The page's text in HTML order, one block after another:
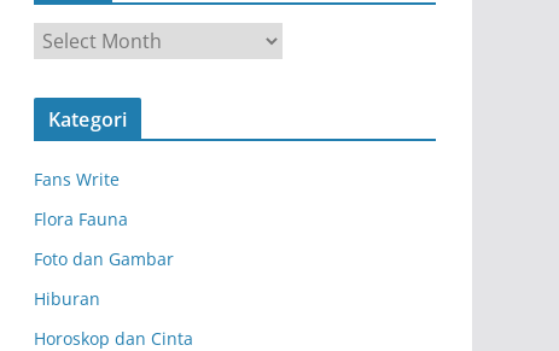
r
s
Kategori
Fans Write
Flora Fauna
Foto dan Gambar
Hiburan
Horoskop dan Cinta